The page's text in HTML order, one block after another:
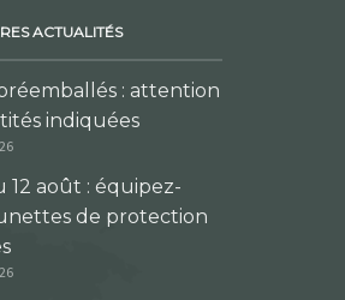
ACTUALITÉS
: attention
indiquées
12 août : équipez-
de protection